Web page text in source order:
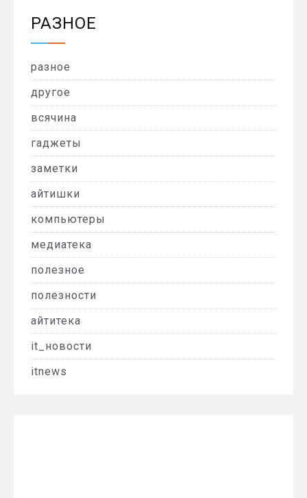
РАЗНОЕ
разное
другое
всячина
гаджеты
заметки
айтишки
компьютеры
медиатека
полезное
полезности
айтитека
it_новости
itnews